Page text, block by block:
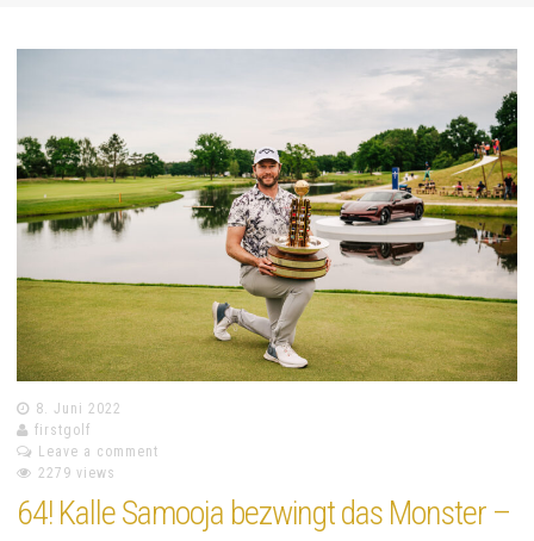
8. Juni 2022
firstgolf
Leave a comment
2279 views
64! Kalle Samooja bezwingt das Monster –